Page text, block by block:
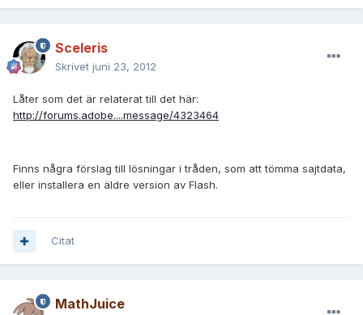
Sceleris
Skrivet juni 23, 2012
Låter som det är relaterat till det här:
http://forums.adobe....message/4323464
Finns några förslag till lösningar i tråden, som att tömma sajtdata,
eller installera en äldre version av Flash.
Citat
MathJuice